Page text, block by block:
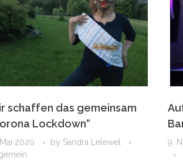
schaffen das gemeinsam
Lockdown“
2020 by Sandra Lelewel
9.